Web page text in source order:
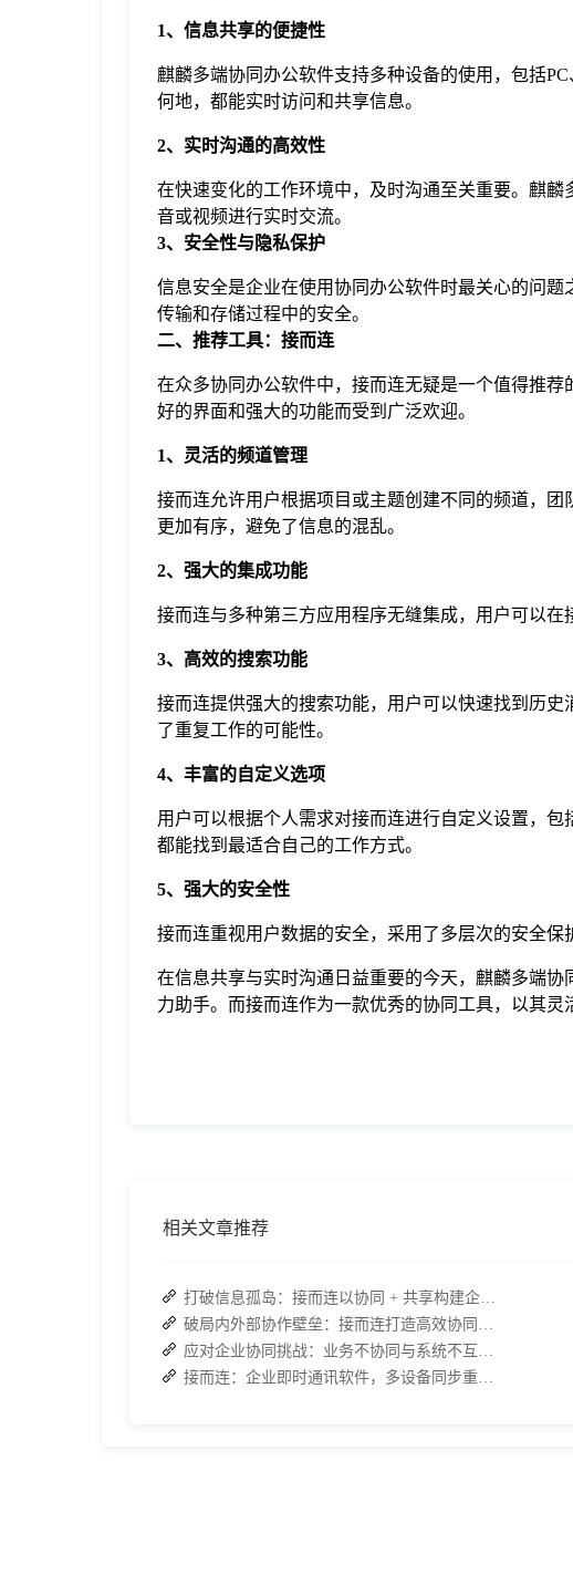
1、信息共享的便捷性
麒麟多端协同办公软件支持多种设备的使用，包括
何地，都能实时访问和共享信息。
2、实时沟通的高效性
在快速变化的工作环境中，及时沟通至关重要。麒
音或视频进行实时交流。
3、安全性与隐私保护
信息安全是企业在使用协同办公软件时最关心的问
传输和存储过程中的安全。
二、推荐工具：接而连
在众多协同办公软件中，接而连无疑是一个值得推
好的界面和强大的功能而受到广泛欢迎。
1、灵活的频道管理
接而连允许用户根据项目或主题创建不同的频道，
更加有序，避免了信息的混乱。
2、强大的集成功能
接而连与多种第三方应用程序无缝集成，用户可以在
3、高效的搜索功能
接而连提供强大的搜索功能，用户可以快速找到历
了重复工作的可能性。
4、丰富的自定义选项
用户可以根据个人需求对接而连进行自定义设置，
都能找到最适合自己的工作方式。
5、强大的安全性
接而连重视用户数据的安全，采用了多层次的安全保
在信息共享与实时沟通日益重要的今天，麒麟多端
力助手。而接而连作为一款优秀的协同工具，以其灵
相关文章推荐